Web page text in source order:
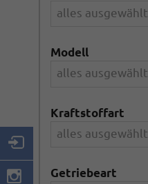
alles ausgewählt
Modell
alles ausgewählt
Kraftstoffart
alles ausgewählt
Getriebeart